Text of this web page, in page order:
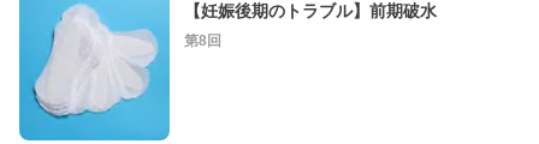
【妊娠後期のトラブル】前期破水
第8回